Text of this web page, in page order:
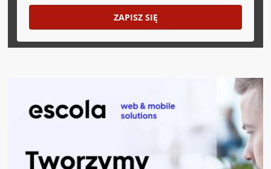
ZAPISZ SIĘ